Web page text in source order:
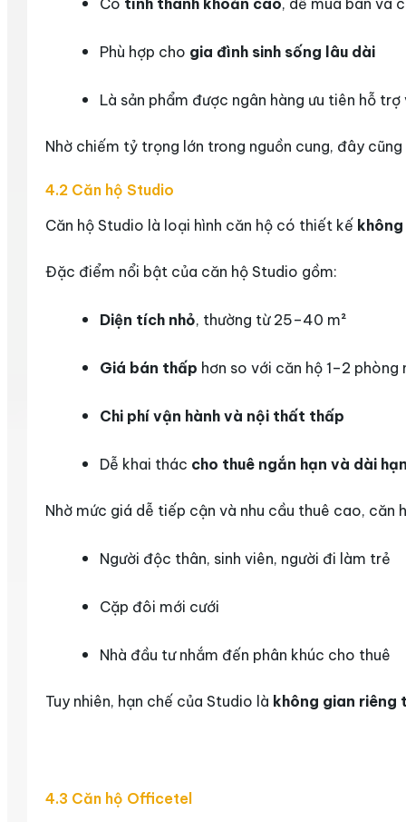
Có tính thanh khoản cao, dễ mua bán và
Phù hợp cho gia đình sinh sống lâu dài
Là sản phẩm được ngân hàng ưu tiên hỗ trợ
Nhờ chiếm tỷ trọng lớn trong nguồn cung, đây
4.2 Căn hộ Studio
Căn hộ Studio là loại hình căn hộ có thiết kế
Đặc điểm nổi bật của căn hộ Studio gồm:
Diện tích nhỏ, thường từ 25–40 m²
Giá bán thấp hơn so với căn hộ 1–2 phòng
Chi phí vận hành và nội thất thấp
Dễ khai thác cho thuê ngắn hạn và dài
Nhờ mức giá dễ tiếp cận và nhu cầu thuê cao, căn
Người độc thân, sinh viên, người đi làm trẻ
Cặp đôi mới cưới
Nhà đầu tư nhắm đến phân khúc cho thuê
Tuy nhiên, hạn chế của Studio là không gian riêng
4.3 Căn hộ Officetel